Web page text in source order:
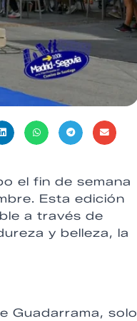
el fin de semana
Esta edición
a través de
y belleza, la
Guadarrama, solo